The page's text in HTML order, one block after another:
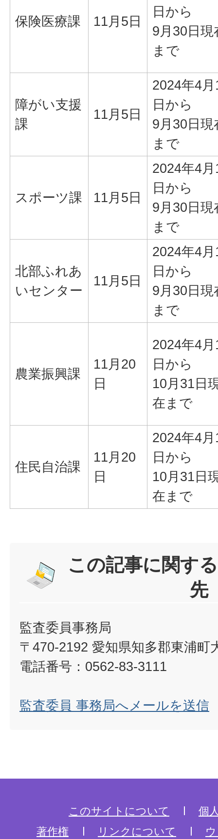
保険医療課 11月5日
日から
9月30日現
まで
障がい支援
課
11月5日
2024年4月
日から
9月30日現
まで
スポーツ課 11月5日
2024年4月
日から
9月30日現
まで
北部ふれあ
いセンター
11月5日
2024年4月
日から
9月30日現
まで
農業振興課
11月20
日
2024年4月
日から
10月31日
在まで
住民自治課
11月20
日
2024年4月
日から
10月31日
在まで
この記事に関す
先
監査委員事務局
〒470-2192 愛知県知多郡東浦町
電話番号：0562-83-3111
監査委員 事務局へメールを送信
このサイトについて
個
著作権
リンクについて